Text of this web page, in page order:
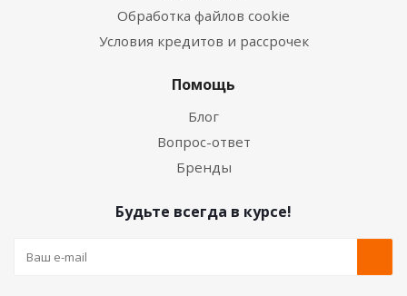
Обработка файлов cookie
Условия кредитов и рассрочек
Помощь
Блог
Вопрос-ответ
Бренды
Будьте всегда в курсе!